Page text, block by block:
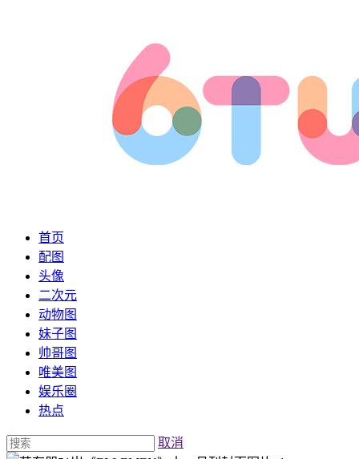
首页
配图
头像
二次元
动物图
妹子图
帅哥图
唯美图
娱乐圈
热点
取消